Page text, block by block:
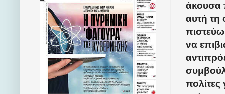
άκουσα
αυτή τη
να
πολίτες